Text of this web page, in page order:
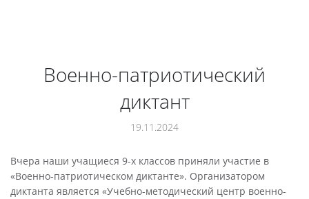
Военно-патриотический
диктант
19.11.2024
Вчера наши учащиеся 9-х классов приняли участие в
«Военно-патриотическом диктанте». Организатором
диктанта является «Учебно-методический центр военно-